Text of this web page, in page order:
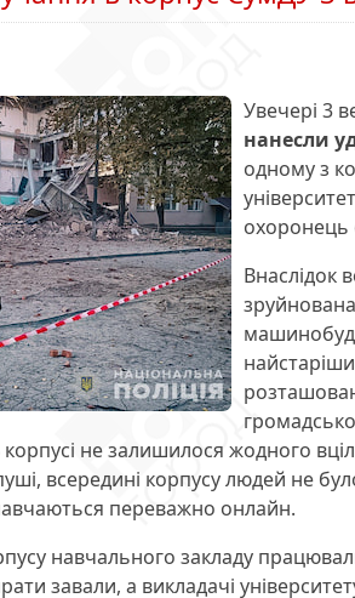
Увечері 3
нанесли
одному з
охоронець
Внаслідок
не залишилося жодного
всередині корпусу людей не
переважно онлайн.
навчального закладу
завали, а викладачі